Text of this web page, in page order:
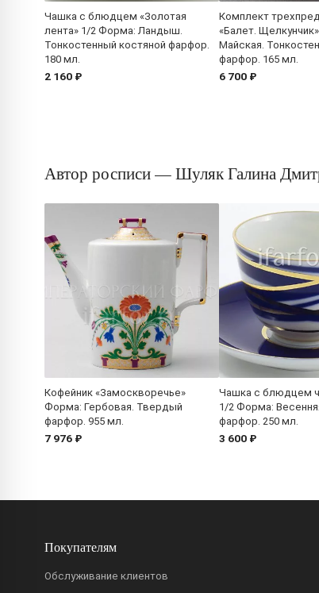
Чашка с блюдцем «Золотая
лента» 1/2 Форма: Ландыш.
Тонкостенный костяной фарфор.
180 мл.
2 160 ₽
Комплект
«Балет.
Майская.
фарфор. 165 мл.
6 700 ₽
Автор росписи — Шуляк Галина
Кофейник «Замоскворечье»
Форма: Гербовая. Твердый
фарфор. 955 мл.
7 976 ₽
Чашка с блюдцем
1/2 Форма:
фарфор. 250 мл.
3 600 ₽
Покупателям
Обслуживание клиентов